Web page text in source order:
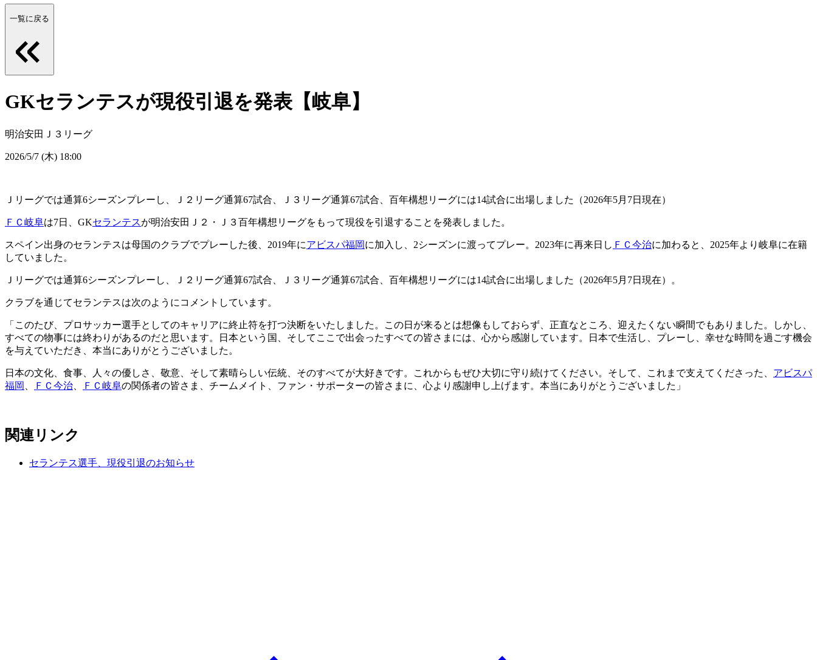
一覧に戻る
GKセランテスが現役引退を発表【岐阜】
明治安田Ｊ３リーグ
2026/5/7 (木) 18:00
Ｊリーグでは通算6シーズンプレーし、Ｊ２リーグ通算67試合、Ｊ３リーグ通算67試合、百年構想リーグには14試合に出場しました（2026年5月7日現在）
ＦＣ岐阜は7日、GKセランテスが明治安田Ｊ２・Ｊ３百年構想リーグをもって現役を引退することを発表しました。
スペイン出身のセランテスは母国のクラブでプレーした後、2019年にアビスパ福岡に加入し、2シーズンに渡ってプレー。2023年に再来日し ＦＣ今治に加わると、2025年より岐阜に在籍
していました。
Ｊリーグでは通算6シーズンプレーし、Ｊ２リーグ通算67試合、Ｊ３リーグ通算67試合、百年構想リーグには14試合に出場しました（2026年5月7日現在）。
クラブを通じてセランテスは次のようにコメントしています。
「このたび、プロサッカー選手としてのキャリアに終止符を打つ決断をいたしました。この日が来るとは想像もしておらず、正直なところ、迎えたくない瞬間でもありました。しかし、
すべての物事には終わりがあるのだと思います。日本という国、そしてここで出会ったすべての皆さまには、心から感謝しています。日本で生活し、プレーし、幸せな時間を過ごす機会
を与えていただき、本当にありがとうございました。
日本の文化、食事、人々の優しさ、敬意、そして素晴らしい伝統、そのすべてが大好きです。これからもぜひ大切に守り続けてください。そして、これまで支えてくださった、 アビスパ
福岡
ＦＣ今治 ＦＣ岐阜の関係者の皆さま、チームメイト、ファン・サポーターの皆さまに、心より感謝申し上げます。本当にありがとうございました」
関連リンク
セランテス選手、現役引退のお知らせ